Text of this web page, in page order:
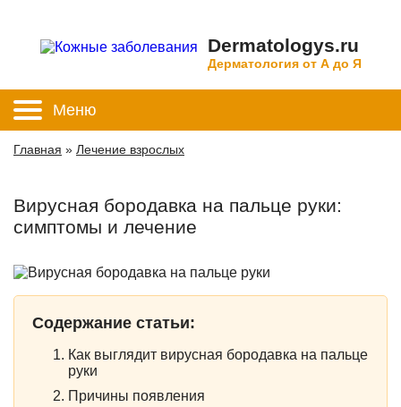
Dermatologys.ru
Дерматология от А до Я
Меню
Главная » Лечение взрослых
Вирусная бородавка на пальце руки:
симптомы и лечение
Содержание статьи:
Как выглядит вирусная бородавка на пальце
руки
Причины появления